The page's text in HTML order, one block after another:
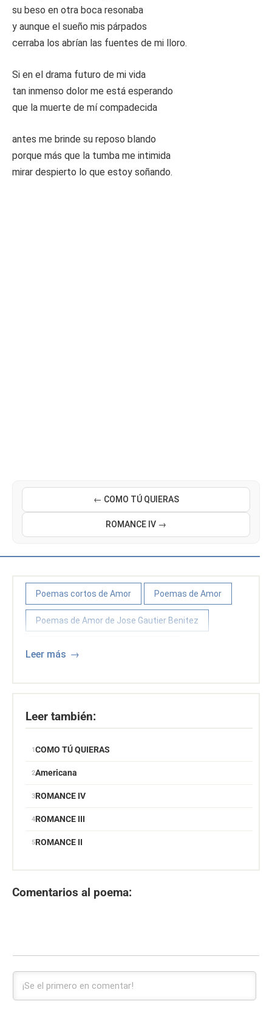
su beso en otra boca resonaba
y aunque el sueño mis párpados
cerraba los abrían las fuentes de mi lloro.
Si en el drama futuro de mi vida
tan inmenso dolor me está esperando
que la muerte de mí compadecida
antes me brinde su reposo blando
porque más que la tumba me intimida
mirar despierto lo que estoy soñando.
← COMO TÚ QUIERAS
ROMANCE IV →
Poemas cortos de Amor Poemas de Amor
Poemas de Amor de Jose Gautier Benitez
Leer más
Leer también:
COMO TÚ QUIERAS
Americana
ROMANCE IV
ROMANCE III
ROMANCE II
Comentarios al poema: